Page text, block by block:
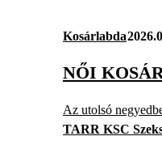
Kosárlabda
NŐI
Az utolsó
TARR KSC